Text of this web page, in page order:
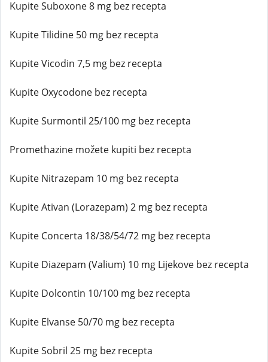
Kupite Suboxone 8 mg bez recepta
Kupite Tilidine 50 mg bez recepta
Kupite Vicodin 7,5 mg bez recepta
Kupite Oxycodone bez recepta
Kupite Surmontil 25/100 mg bez recepta
Promethazine možete kupiti bez recepta
Kupite Nitrazepam 10 mg bez recepta
Kupite Ativan (Lorazepam) 2 mg bez recepta
Kupite Concerta 18/38/54/72 mg bez recepta
Kupite Diazepam (Valium) 10 mg Lijekove bez recepta
Kupite Dolcontin 10/100 mg bez recepta
Kupite Elvanse 50/70 mg bez recepta
Kupite Sobril 25 mg bez recepta